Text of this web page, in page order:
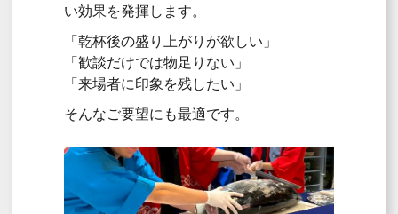
い効果を発揮します。
「乾杯後の盛り上がりが欲しい」
「歓談だけでは物足りない」
「来場者に印象を残したい」
そんなご要望にも最適です。